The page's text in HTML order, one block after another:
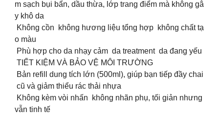
m sạch bụi bẩn, dầu thừa, lớp trang điểm mà không gâ
y khô da
Không cồn không hương liệu tổng hợp không chất tạ
o màu
Phù hợp cho da nhạy cảm da treatment da đang yếu
TIẾT KIỆM VÀ BẢO VỆ MÔI TRƯỜNG
Bản refill dung tích lớn (500ml), giúp bạn tiếp đầy chai
cũ và giảm thiểu rác thải nhựa
Không kèm vòi nhấn không nhãn phụ, tối giản nhưng
vẫn tinh tế